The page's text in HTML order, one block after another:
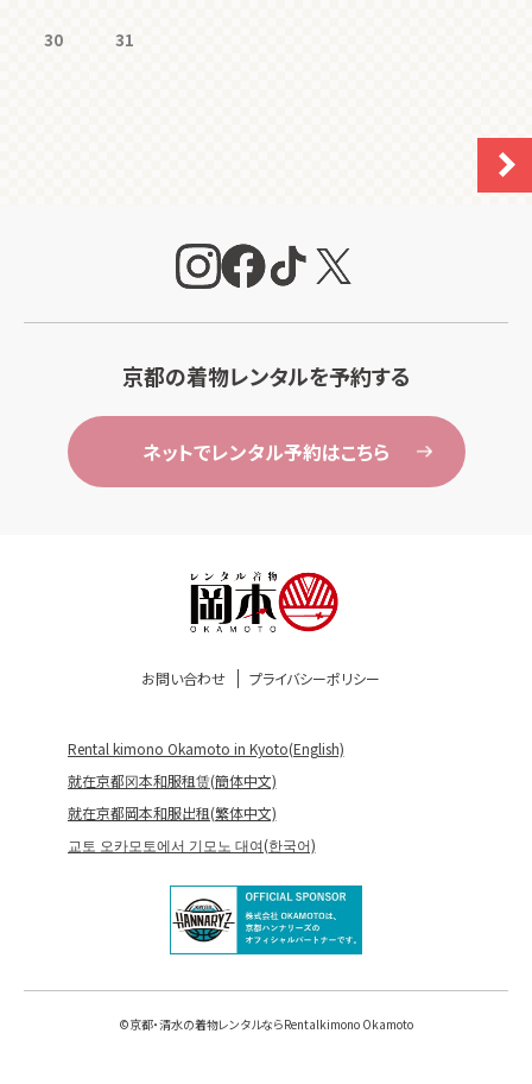
30 31
京都の着物レンタルを予約する
ネットでレンタル予約はこちら
お問い合わせ プライバシーポリシー
Rental kimono Okamoto in Kyoto(English)
就在京都冈本和服租赁(簡体中文)
就在京都岡本和服出租(繁体中文)
교토 오카모토에서 기모노 대여(한국어)
©京都・清水の着物レンタルならRentalkimono Okamoto